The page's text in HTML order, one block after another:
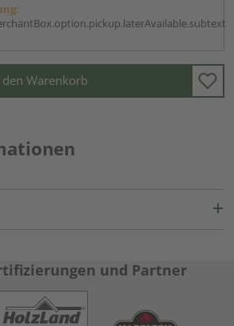
den Warenkorb
und Partner